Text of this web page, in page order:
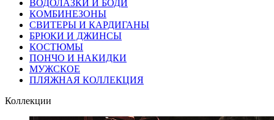
ВОДОЛАЗКИ И БОДИ
КОМБИНЕЗОНЫ
СВИТЕРЫ И КАРДИГАНЫ
БРЮКИ И ДЖИНСЫ
КОСТЮМЫ
ПОНЧО И НАКИДКИ
МУЖСКОЕ
ПЛЯЖНАЯ КОЛЛЕКЦИЯ
Коллекции